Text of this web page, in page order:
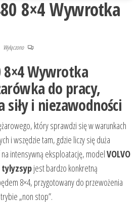
8×4 Wywrotka
Wyłączono
8×4 Wywrotka
do pracy,
i niezawodności
który sprawdzi się w warunkach
i wszędzie tam, gdzie liczy się duża
intensywną eksploatację, modelVOLVO
tylyzsypjest bardzo konkretną
8×4, przygotowany do przewożenia
„non stop”.